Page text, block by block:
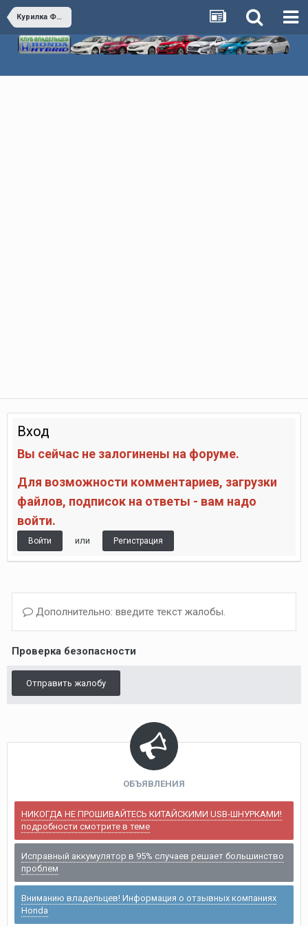
Курилка Флудилка
Вход
Вы сейчас не залогинены на форуме.
Для возможности комментариев, загрузки
файлов, подписок на ответы - вам надо
войти.
Войти или Регистрация
Дополнительно: введите текст жалобы.
Проверка безопасности
Отправить жалобу
ОБЪЯВЛЕНИЯ
НИКОГДА НЕ ПРОШИВАЙТЕСЬ КИТАЙСКИМИ USB-ШНУРКАМИ!
подробности смотрите в теме
Исправный аккумулятор в 95% случаев решает большинство
проблем
Вниманию владельцев! Информация о отзывных компаниях
Honda